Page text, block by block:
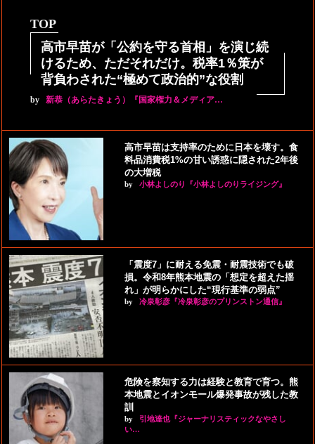
TOP
高市早苗が「公約を守る首相」を演じ続
けるため、ただそれだけ。税率1％策が
背負わされた“極めて政治的”な役割
by 新恭（あらたきょう）『国家権力＆メディア…
高市早苗は支持率のために日本を壊す。食
料品消費税1%の甘い誘惑に隠された2年後
の大増税
by 小林よしのり『小林よしのりライジング』
「震度7」に耐える免震・耐震技術でも破
損。令和8年熊本地震の「想定を超えた揺
れ」が明らかにした“現行基準の弱点”
by 冷泉彰彦『冷泉彰彦のプリンストン通信』
危険を察知する力は経験と教育で育つ。熊
本地震とイオンモール爆発事故が残した教
訓
by
引地達也『ジャーナリスティックなやさし
い…